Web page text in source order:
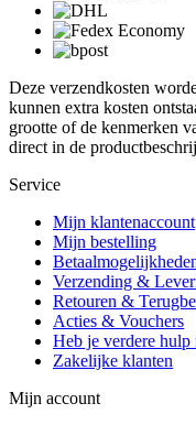
Deze verzendkosten
kunnen extra kosten
grootte of de kenmerken
direct in de
Service
Mijn klantenaccount
Mijn bestelling
Verzending &
Retouren &
Acties & Vouchers
Heb je verdere hulp
Zakelijke klanten
Mijn account